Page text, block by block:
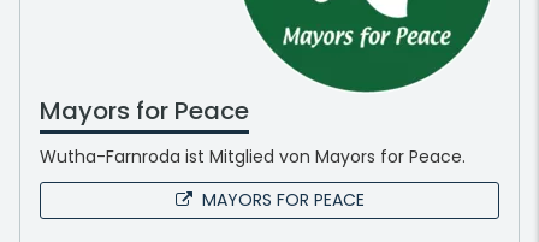
Mayors for Peace
Wutha-Farnroda ist Mitglied von Mayors for Peace.
MAYORS FOR PEACE